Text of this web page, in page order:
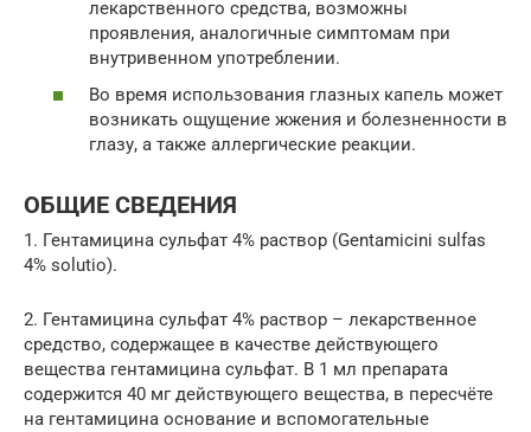
лекарственного средства, возможны
проявления, аналогичные симптомам при
внутривенном употреблении.
Во время использования глазных капель может
возникать ощущение жжения и болезненности в
глазу, а также аллергические реакции.
ОБЩИЕ СВЕДЕНИЯ
1. Гентамицина сульфат 4% раствор (Gentamicini sulfas
4% solutio).
2. Гентамицина сульфат 4% раствор – лекарственное
средство, содержащее в качестве действующего
вещества гентамицина сульфат. В 1 мл препарата
содержится 40 мг действующего вещества, в пересчёте
на гентамицина основание и вспомогательные